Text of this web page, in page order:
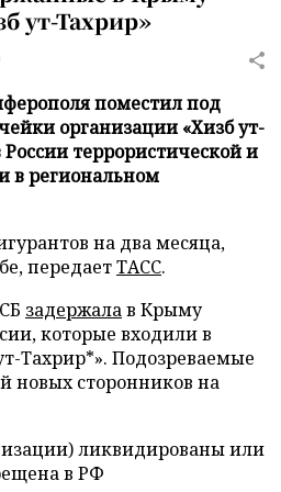
ут-Тахрир»
поместил под
организации «Хизб ут-
террористической и
в региональном
на два месяца,
передаетТАСС.
задержалав Крыму
которые входили в
Тахрир*». Подозреваемые
новых сторонников на
ликвидированы или
в РФ